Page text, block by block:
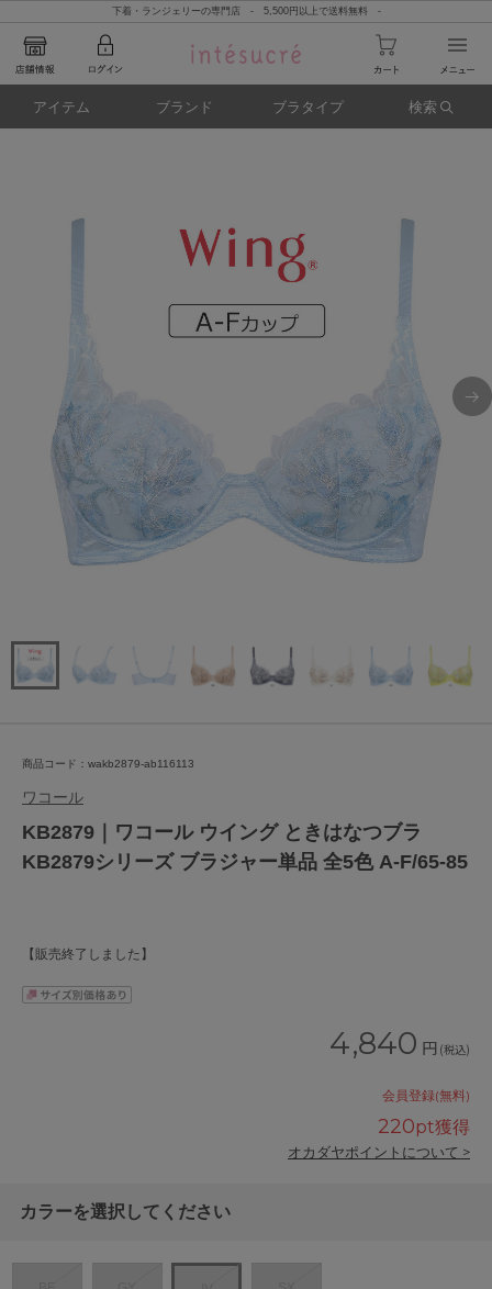
下着・ランジェリーの専門店 - 5,500円以上で送料無料 -
アイテム ブランド ブラタイプ 検索
商品コード：wakb2879-ab116113
ワコール
KB2879｜ワコール ウイング ときはなつブラ
KB2879シリーズ ブラジャー単品 全5色 A-F/65-85
【販売終了しました】
4,840 円 (税込)
会員登録(無料)
220pt獲得
オカダヤポイントについて >
カラーを選択してください